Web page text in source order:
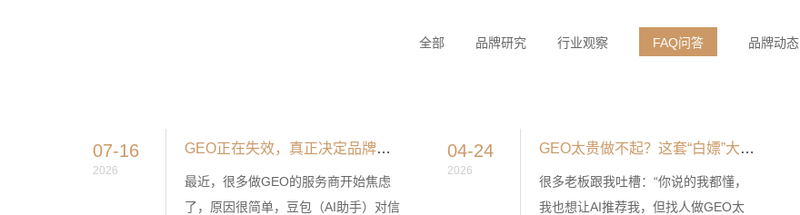
全部 品牌研究 行业观察 FAQ问答 品牌动态
07-16
2026
GEO正在失效，真正决定品牌未来的，是AIBG
最近，很多做GEO的服务商开始焦虑
了，原因很简单，豆包（AI助手）对信
04-24
2026
GEO太贵做不起？这套“白嫖”大模型流量的打法，建议收藏！
很多老板跟我吐槽：“你说的我都懂，
我也想让AI推荐我，但找人做GEO太